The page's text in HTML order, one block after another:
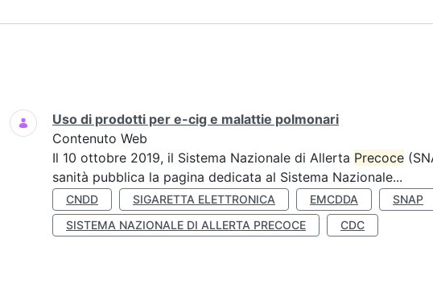
Ricerca
Uso di prodotti per e-cig e malattie polmonari
Contenuto Web
Il 10 ottobre 2019, il Sistema Nazionale di Allerta Precoce
sanità pubblica la pagina dedicata al Sistema Nazionale...
CNDD SIGARETTA ELETTRONICA EMCDDA
SNAP
SISTEMA NAZIONALE DI ALLERTA PRECOCE
CDC